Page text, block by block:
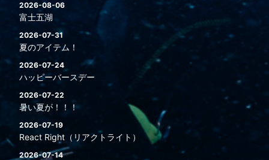
2026-08-06
富士五湖
2026-07-31
夏のアイテム！
2026-07-24
ハッピーバースデー
2026-07-22
暑い夏が！！！
2026-07-19
React Right（リアクトライト）
2026-07-14